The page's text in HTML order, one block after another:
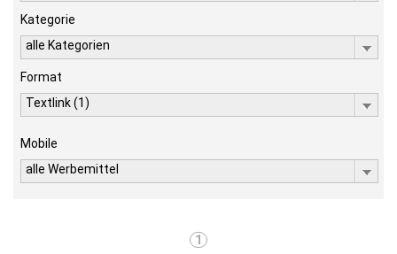
Kategorie
alle Kategorien
Format
Textlink (1)
Mobile
alle Werbemittel
1